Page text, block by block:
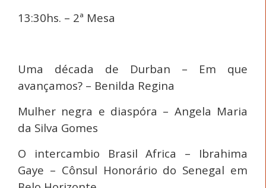
13:30hs. – 2ª Mesa
Uma década de Durban – Em que
avançamos? – Benilda Regina
Mulher negra e diaspóra – Angela Maria
da Silva Gomes
O intercambio Brasil Africa – Ibrahima
Gaye – Cônsul Honorário do Senegal em